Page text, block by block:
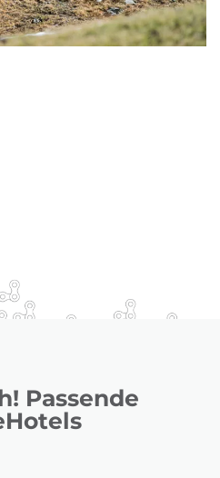
Passende